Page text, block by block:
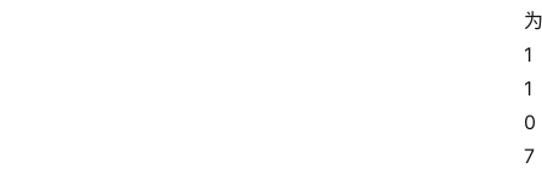
为
1
1
0
7